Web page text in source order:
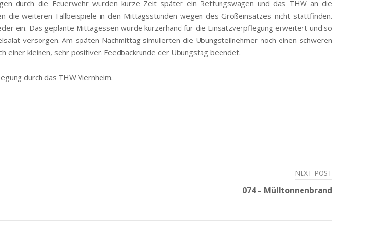
durch die Feuerwehr wurden kurze Zeit später ein Rettungswagen und das THW an die
die weiteren Fallbeispiele in den Mittagsstunden wegen des Großeinsatzes nicht stattfinden.
ein. Das geplante Mittagessen wurde kurzerhand für die Einsatzverpflegung erweitert und so
versorgen. Am späten Nachmittag simulierten die Übungsteilnehmer noch einen schweren
einer kleinen, sehr positiven Feedbackrunde der Übungstag beendet.
durch das THW Viernheim.
NEXT POST
074 – Mülltonnenbrand